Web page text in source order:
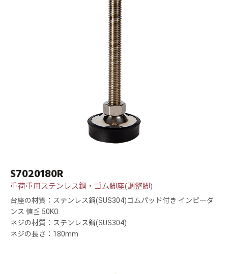
S7020180R
重荷重用ステンレス鋼・ゴム脚座(調整脚)
台座の材質：ステンレス鋼(SUS304)ゴムパッド付き インピーダ
ンス 値≦ 50KΩ
ネジの材質：ステンレス鋼(SUS304)
ネジの長さ：180mm